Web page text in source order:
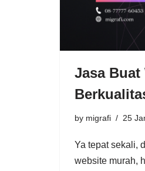
Jasa Buat
by migrafi 25
Ya tepat sekali,
website murah,